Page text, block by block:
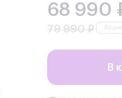
68 990
79 990 ₽
В